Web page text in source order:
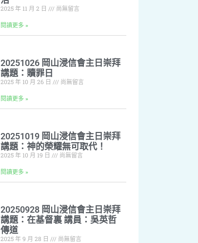
2025 年 11 月 2 日 尚無留言
閱讀更多 »
20251026 岡山浸信會主日崇拜
講題：贖罪日
2025 年 10 月 26 日 尚無留言
閱讀更多 »
20251019 岡山浸信會主日崇拜
講題：神的榮耀無可取代！
2025 年 10 月 19 日 尚無留言
閱讀更多 »
20250928 岡山浸信會主日崇拜
講題：在基督裏 講員：吳英哲
傳道
2025 年 9 月 28 日 尚無留言